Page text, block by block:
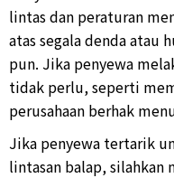
lintas dan peraturan
atas segala denda atau
pun. Jika penyewa
tidak perlu, seperti
perusahaan berhak
Jika penyewa tertarik
lintasan balap, silahkan